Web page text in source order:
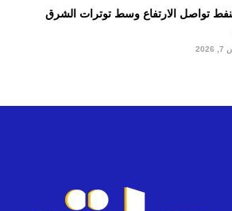
تواصل الارتفاع وسط توترات الشرق